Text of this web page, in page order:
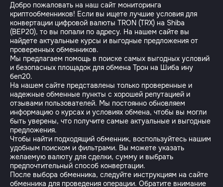
Добро пожаловать на наш сайт мониторинга
криптообменников! Если вы ищете лучшие условия для
конвертации цифровой валюты TRON (TRX) на Shiba
(BEP20), то вы попали по адресу. На нашем сайте вы
найдете актуальные курсы и выгодные предложения от
проверенных обменников.
Мы предлагаем помощь в поиске самых выгодных условий
и безопасных площадок для обмена Трон на Шиба ину
беп20.
На нашем сайте представлены только проверенные и
надежные обменные пункты с хорошей репутацией и
отзывами пользователей. Мы постоянно обновляем
информацию о курсах и условиях обмена, чтобы вы могли
быть уверены, что получите самые актуальные и выгодные
предложения.
Чтобы найти подходящий обменник, воспользуйтесь нашим
удобным поиском и фильтрами. Вы можете указать
желаемую валюту для сделки, сумму и выбрать
предпочтительный способ конвертации.
После выбора обменника, следуйте инструкциям на сайте
обменника для проведения операции. Обратите внимание